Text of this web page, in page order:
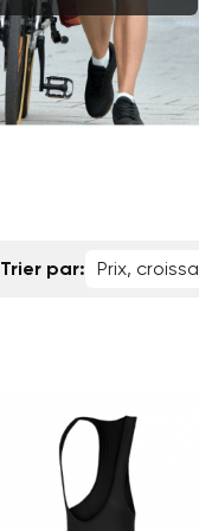
Trier par: Prix,